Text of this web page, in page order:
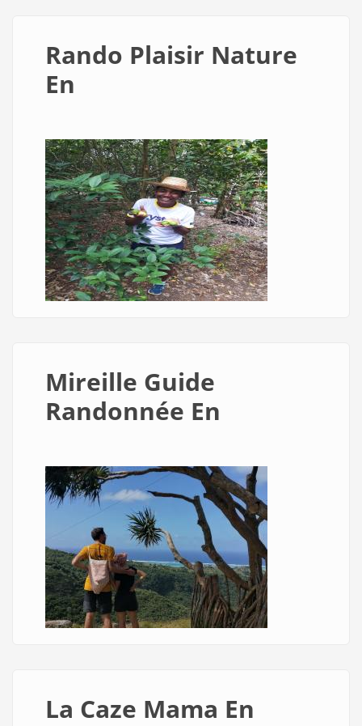
Rando Plaisir Nature
En
Mireille Guide
Randonnée En
La Caze Mama En